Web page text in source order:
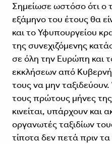
Σημείωσε ωστόσο ότι ο
εξάμηνο του έτους θα
και το Υφυπουργείου
της συνεχιζόμενης
σε όλη την Ευρώπη και
εκκλήσεων από
τους να μην
τους πρώτους μήνες
κινείται, υπάρχουν και
οργανωτές ταξιδίων
τίποτα δεν πετά πριν